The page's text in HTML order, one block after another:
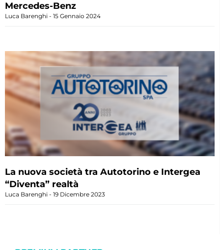
Mercedes-Benz
Luca Barenghi 15 Gennaio 2024
La nuova società tra Autotorino e Intergea
“Diventa” realtà
Luca Barenghi 19 Dicembre 2023